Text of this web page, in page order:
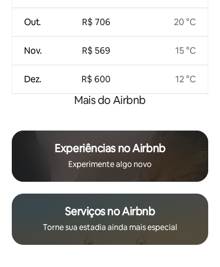
Out.
Nov.
Dez.
R$ 706
R$ 569
R$ 600
20 °C
15 °C
12 °C
Mais do Airbnb
Experiências no Airbnb
Experimente algo novo
Serviços no Airbnb
Torne sua estadia ainda mais especial